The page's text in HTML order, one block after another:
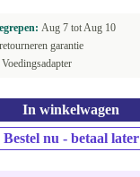
Aug 7 totAug 10
garantie
Voedingsadapter
In winkelwagen
Bestel nu - betaal later